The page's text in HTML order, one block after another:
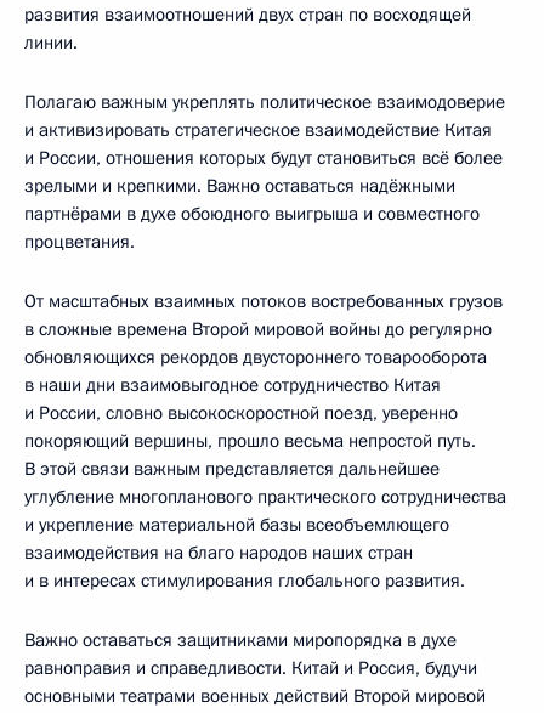
развития взаимоотношений двух стран по восходящей
линии.
Полагаю важным укреплять политическое взаимодоверие
и активизировать стратегическое взаимодействие Китая
и России, отношения которых будут становиться всё более
зрелыми и крепкими. Важно оставаться надёжными
партнёрами в духе обоюдного выигрыша и совместного
процветания.
От масштабных взаимных потоков востребованных грузов
в сложные времена Второй мировой войны до регулярно
обновляющихся рекордов двустороннего товарооборота
в наши дни взаимовыгодное сотрудничество Китая
и России, словно высокоскоростной поезд, уверенно
покоряющий вершины, прошло весьма непростой путь.
В этой связи важным представляется дальнейшее
углубление многопланового практического сотрудничества
и укрепление материальной базы всеобъемлющего
взаимодействия на благо народов наших стран
и в интересах стимулирования глобального развития.
Важно оставаться защитниками миропорядка в духе
равноправия и справедливости. Китай и Россия, будучи
основными театрами военных действий Второй мировой